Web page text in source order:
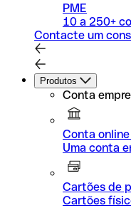
PME
10 a 250+
Contacte um
Produtos
Conta
Conta
Uma conta
Cartões de
Cartões